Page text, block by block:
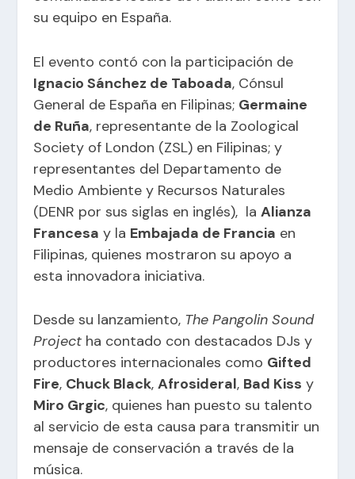
su equipo en España.
El evento contó con la participación de
Ignacio Sánchez de Taboada, Cónsul
General de España en Filipinas; Germaine
de Ruña, representante de la Zoological
Society of London (ZSL) en Filipinas; y
representantes del Departamento de
Medio Ambiente y Recursos Naturales
(DENR por sus siglas en inglés), laAlianza
Francesa y la Embajada de Francia en
Filipinas, quienes mostraron su apoyo a
esta innovadora iniciativa.
Desde su lanzamiento, The Pangolin Sound
Project ha contado con destacados DJs y
productores internacionales como Gifted
Fire, Chuck Black,Afrosideral, Bad Kiss y
Miro Grgic, quienes han puesto su talento
al servicio de esta causa para transmitir un
mensaje de conservación a través de la
música.